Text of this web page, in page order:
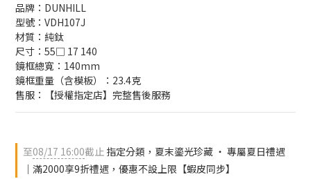
品牌：DUNHILL
型號：VDH107J
材質：純鈦
尺寸：55□ 17 140
鏡框總寬：140mm
鏡框重量（含模板）：23.4克
售服：【授權指定店】完整售後服務
至08/17 16:00截止 指定分類，夏末鎏光珍藏 ‧ 專屬夏日禮遇
｜滿2000享9折禮遇，優惠不設上限【蝦皮同步】